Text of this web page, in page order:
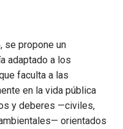
se propone un
adaptado a los
faculta a las
en la vida pública
y deberes —civiles,
orientados